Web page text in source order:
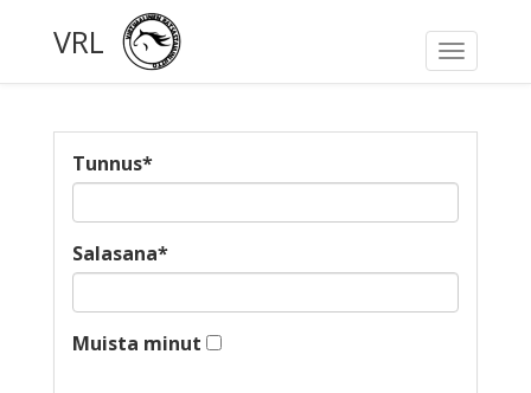
Toggle
VRL
Tunnus*
Salasana*
Muista minut